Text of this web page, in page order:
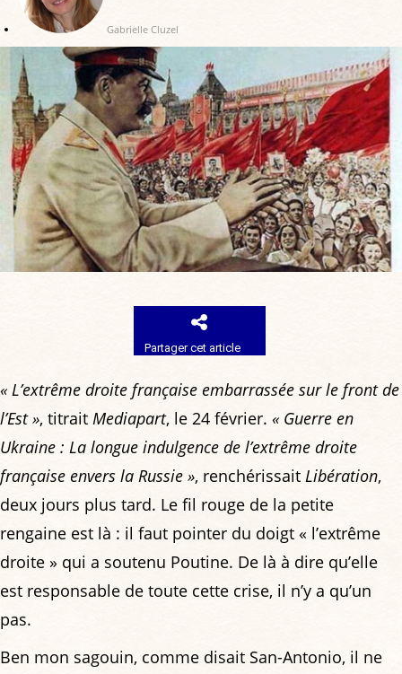
Gabrielle Cluzel
Partager cet article
« L’extrême droite française embarrassée sur le front de
l’Est », titrait Mediapart, le 24 février. « Guerre en
Ukraine : La longue indulgence de l’extrême droite
française envers la Russie », renchérissait Libération,
deux jours plus tard. Le fil rouge de la petite
rengaine est là : il faut pointer du doigt « l’extrême
droite » qui a soutenu Poutine. De là à dire qu’elle
est responsable de toute cette crise, il n’y a qu’un
pas.
Ben mon sagouin, comme disait San-Antonio, il ne